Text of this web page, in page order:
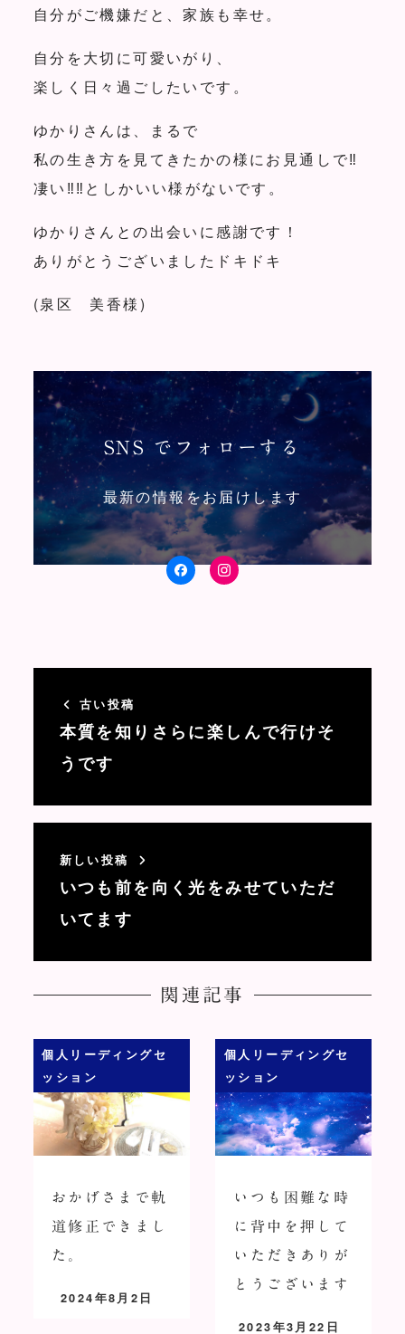
自分がご機嫌だと、家族も幸せ。
自分を大切に可愛いがり、
楽しく日々過ごしたいです。
ゆかりさんは、まるで
私の生き方を見てきたかの様にお見通しで‼︎
凄い‼︎‼︎としかいい様がないです。
ゆかりさんとの出会いに感謝です！
ありがとうございましたドキドキ
(泉区 美香様)
SNS でフォローする
最新の情報をお届けします
facebookInstagram
古い投稿
本質を知りさらに楽しんで行けそ
うです
新しい投稿
いつも前を向く光をみせていただ
いてます
関連記事
個人リーディングセ
ッション
おかげさまで軌
道修正できまし
た。
投稿日
2024年8月2日
個人リーディングセ
ッション
いつも困難な時
に背中を押して
いただきありが
とうございます
2023年3月22日